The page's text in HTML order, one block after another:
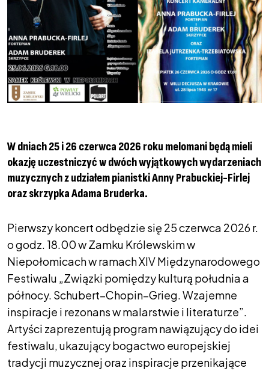
W dniach 25 i 26 czerwca 2026 roku melomani będą mieli
okazję uczestniczyć w dwóch wyjątkowych wydarzeniach
muzycznych z udziałem pianistki Anny Prabuckiej-Firlej
oraz skrzypka Adama Bruderka.
Pierwszy koncert odbędzie się 25 czerwca 2026 r.
o godz. 18.00 w Zamku Królewskim w
Niepołomicach w ramach XIV Międzynarodowego
Festiwalu „Związki pomiędzy kulturą południa a
północy. Schubert–Chopin–Grieg. Wzajemne
inspiracje i rezonans w malarstwie i literaturze”.
Artyści zaprezentują program nawiązujący do idei
festiwalu, ukazujący bogactwo europejskiej
tradycji muzycznej oraz inspiracje przenikające